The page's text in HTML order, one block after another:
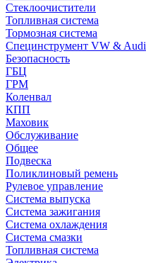
Стеклоочистители
Топливная система
Тормозная система
Специнструмент VW & Audi
Безопасность
ГБЦ
ГРМ
Коленвал
КПП
Маховик
Обслуживание
Общее
Подвеска
Поликлиновый ремень
Рулевое управление
Система выпуска
Система зажигания
Система охлаждения
Система смазки
Топливная система